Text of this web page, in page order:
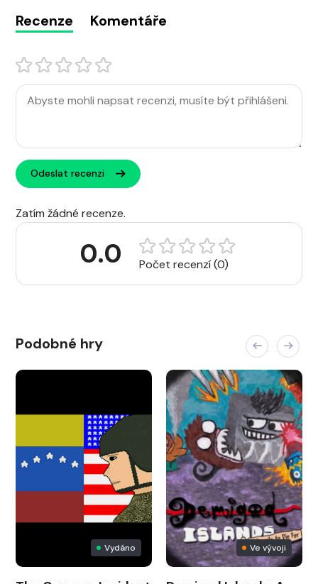
Recenze Komentáře
Odeslat recenzi
Zatím žádné recenze.
0.0 Počet recenzí (0)
Podobné hry
Vydáno Ve vývoji